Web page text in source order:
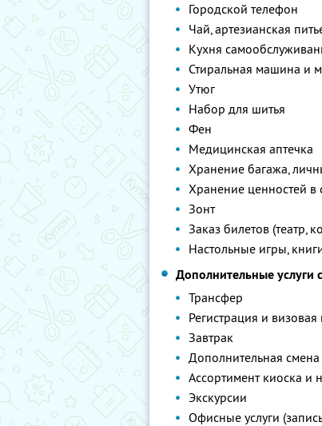
Городской телефон
Чай, артезианская
Кухня
Стиральная машина и
Утюг
Набор для шитья
Фен
Медицинская аптечка
Хранение багажа,
Хранение ценностей в
Зонт
Заказ билетов (театр,
Настольные игры,
Дополнительные услуги
Трансфер
Регистрация и
Завтрак
Дополнительная смена
Ассортимент киоска и
Экскурсии
Офисные услуги